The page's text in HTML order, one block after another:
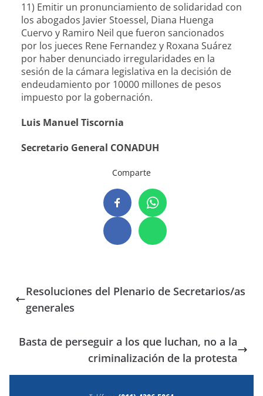
11) Emitir un pronunciamiento de solidaridad con
los abogados Javier Stoessel, Diana Huenga
Cuervo y Ramiro Neil que fueron sancionados
por los jueces Rene Fernandez y Roxana Suárez
por haber denunciado irregularidades en la
sesión de la cámara legislativa en la decisión de
endeudamiento por 10000 millones de pesos
impuesto por la gobernación.
Luis Manuel Tiscornia
Secretario General CONADUH
Comparte
Resoluciones del Plenario de Secretarios/as
generales
Basta de perseguir a los que luchan, no a la
criminalización de la protesta